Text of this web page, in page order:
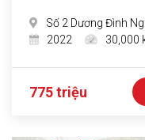
Số 2 Dương Đình
2022
30,000
775 triệu